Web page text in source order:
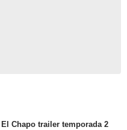
El Chapo trailer temporada 2